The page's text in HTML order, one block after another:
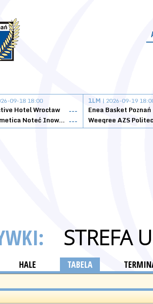
09-18 18:00
Hotel Wrocław
---
KSK Qemetica Noteć Inowrocław ---
1LM | 2026-09-19
Enea Basket Poznań
STREFA
HALE TABELA